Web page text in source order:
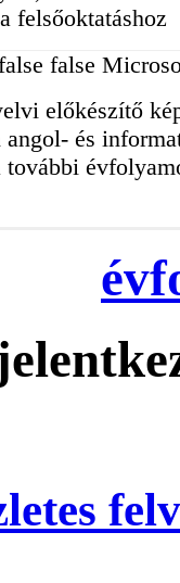
felsőoktatáshoz
false
előkészítő
angol- és
további